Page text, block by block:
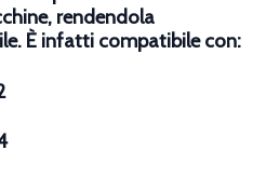
rendendola
È infatti compatibile con: